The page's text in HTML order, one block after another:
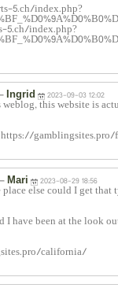
5.ch/index.php?
5.ch/index.php?
Ingrid 2023-09-03 12:02
this website is
https://
Mari 2023-08-29 18:56
else could I get
I have been at the look
california/